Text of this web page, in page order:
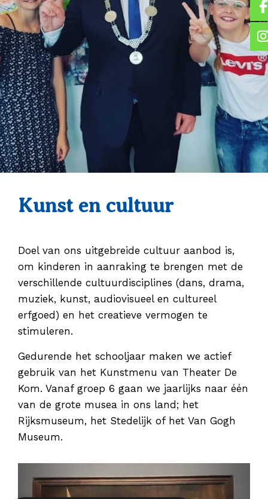
Kunst en cultuur
Doel van ons uitgebreide cultuur aanbod is,
om kinderen in aanraking te brengen met de
verschillende cultuurdisciplines (dans, drama,
muziek, kunst, audiovisueel en cultureel
erfgoed) en het creatieve vermogen te
stimuleren.
Gedurende het schooljaar maken we actief
gebruik van het Kunstmenu van Theater De
Kom. Vanaf groep 6 gaan we jaarlijks naar één
van de grote musea in ons land; het
Rijksmuseum, het Stedelijk of het Van Gogh
Museum.